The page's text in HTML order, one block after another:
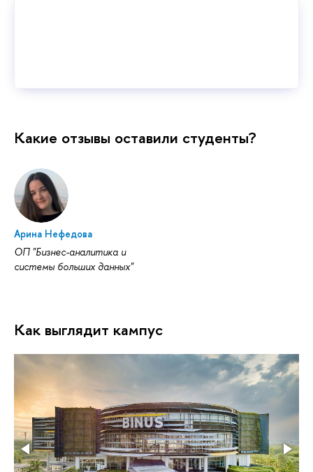
Какие отзывы оставили студенты?
Арина Нефедова
ОП "Бизнес-аналитика и
cистемы больших данных"
Как выглядит кампус